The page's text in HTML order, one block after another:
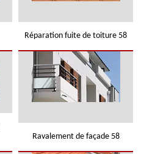
Réparation fuite de toiture 58
Ravalement de façade 58